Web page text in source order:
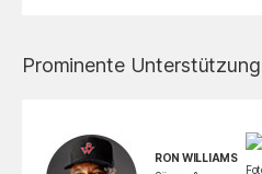
Prominente Unterstützung
RON WILLIAMS